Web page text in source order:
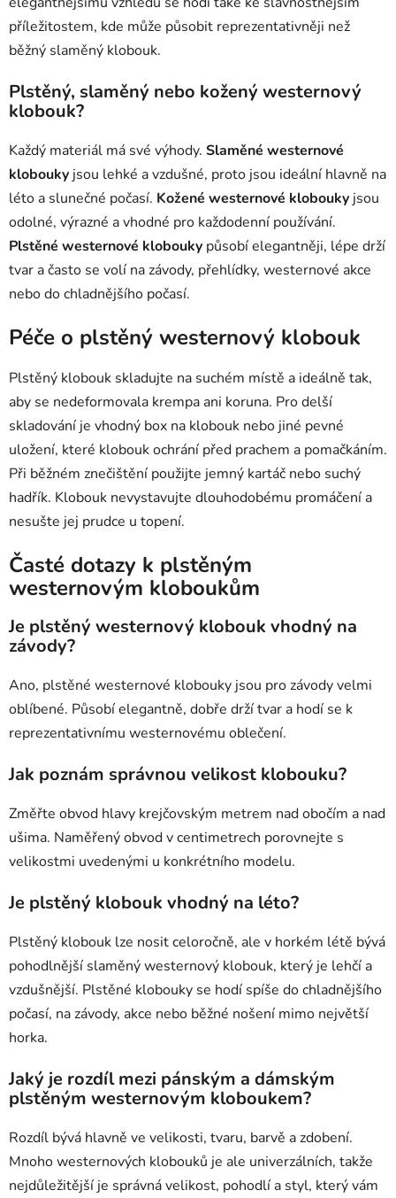
příležitostem, kde může působit reprezentativněji než
běžný slaměný klobouk.
Plstěný, slaměný nebo kožený westernový
klobouk?
Každý materiál má své výhody. Slaměné westernové
kloboukyjsou lehké a vzdušné, proto jsou ideální hlavně na
léto a slunečné počasí. Kožené westernové kloboukyjsou
odolné, výrazné a vhodné pro každodenní používání.
Plstěné westernové klobouky působí elegantněji, lépe drží
tvar a často se volí na závody, přehlídky, westernové akce
nebo do chladnějšího počasí.
Péče o plstěný westernový klobouk
Plstěný klobouk skladujte na suchém místě a ideálně tak,
aby se nedeformovala krempa ani koruna. Pro delší
skladování je vhodný box na klobouk nebo jiné pevné
uložení, které klobouk ochrání před prachem a pomačkáním.
Při běžném znečištění použijte jemný kartáč nebo suchý
hadřík. Klobouk nevystavujte dlouhodobému promáčení a
nesušte jej prudce u topení.
Časté dotazy k plstěným
westernovým kloboukům
Je plstěný westernový klobouk vhodný na
závody?
Ano, plstěné westernové klobouky jsou pro závody velmi
oblíbené. Působí elegantně, dobře drží tvar a hodí se k
reprezentativnímu westernovému oblečení.
Jak poznám správnou velikost klobouku?
Změřte obvod hlavy krejčovským metrem nad obočím a nad
ušima. Naměřený obvod v centimetrech porovnejte s
velikostmi uvedenými u konkrétního modelu.
Je plstěný klobouk vhodný na léto?
Plstěný klobouk lze nosit celoročně, ale v horkém létě bývá
pohodlnější slaměný westernový klobouk, který je lehčí a
vzdušnější. Plstěné klobouky se hodí spíše do chladnějšího
počasí, na závody, akce nebo běžné nošení mimo největší
horka.
Jaký je rozdíl mezi pánským a dámským
plstěným westernovým kloboukem?
Rozdíl bývá hlavně ve velikosti, tvaru, barvě a zdobení.
Mnoho westernových klobouků je ale univerzálních, takže
nejdůležitější je správná velikost, pohodlí a styl, který vám